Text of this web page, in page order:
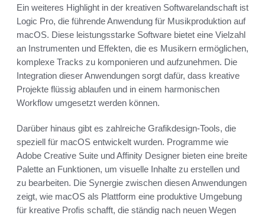
Ein weiteres Highlight in der kreativen Softwarelandschaft ist
Logic Pro, die führende Anwendung für Musikproduktion auf
macOS. Diese leistungsstarke Software bietet eine Vielzahl
an Instrumenten und Effekten, die es Musikern ermöglichen,
komplexe Tracks zu komponieren und aufzunehmen. Die
Integration dieser Anwendungen sorgt dafür, dass kreative
Projekte flüssig ablaufen und in einem harmonischen
Workflow umgesetzt werden können.
Darüber hinaus gibt es zahlreiche Grafikdesign-Tools, die
speziell für macOS entwickelt wurden. Programme wie
Adobe Creative Suite und Affinity Designer bieten eine breite
Palette an Funktionen, um visuelle Inhalte zu erstellen und
zu bearbeiten. Die Synergie zwischen diesen Anwendungen
zeigt, wie macOS als Plattform eine produktive Umgebung
für kreative Profis schafft, die ständig nach neuen Wegen